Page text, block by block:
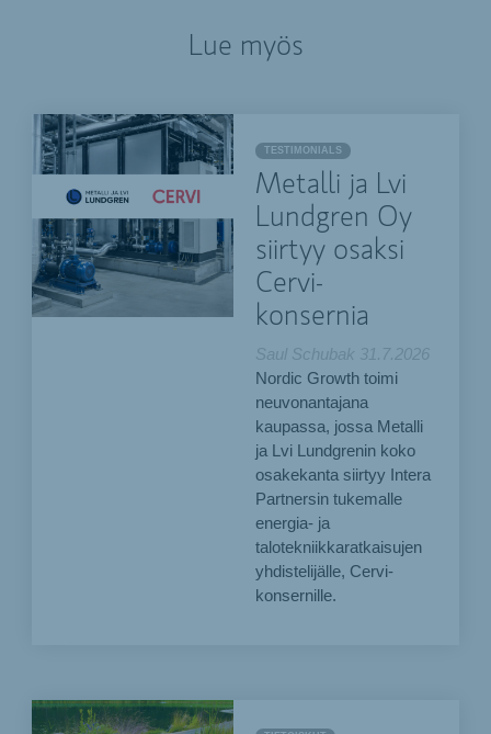
Lue myös
TESTIMONIALS
Metalli ja Lvi
Lundgren Oy
siirtyy osaksi
Cervi-
konsernia
Saul Schubak 31.7.2026
Nordic Growth toimi
neuvonantajana
kaupassa, jossa Metalli
ja Lvi Lundgrenin koko
osakekanta siirtyy Intera
Partnersin tukemalle
energia- ja
talotekniikkaratkaisujen
yhdistelijälle, Cervi-
konsernille.